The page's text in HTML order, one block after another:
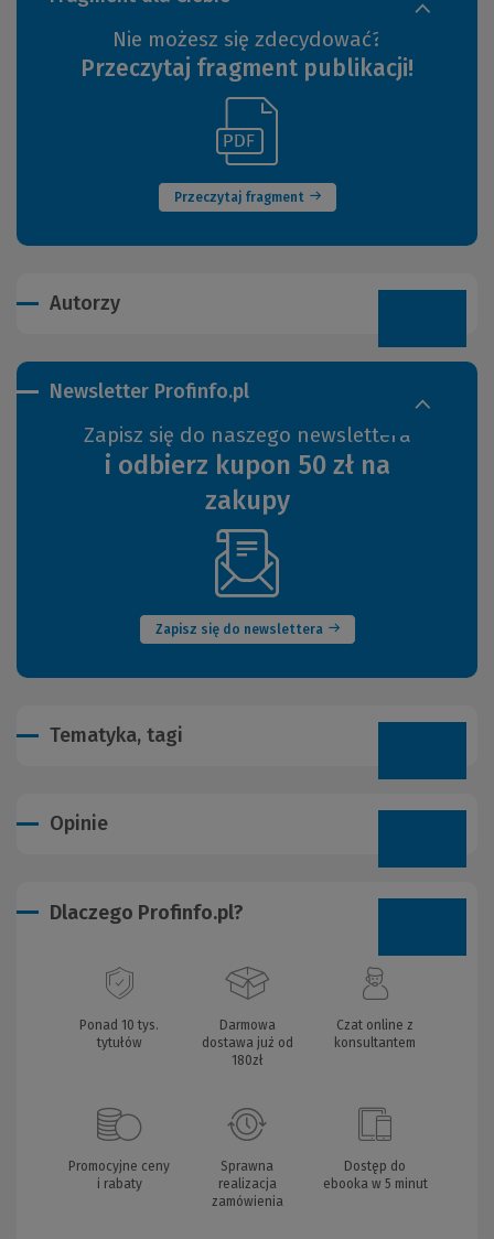
Nie możesz się zdecydować?
Przeczytaj fragment publikacji!
Przeczytaj fragment
(Nowe
okno)
innej
Autorzy
Newsletter Profinfo.pl
Zapisz się do naszego newslettera
i odbierz kupon 50 zł na
zakupy
Zapisz się do newslettera
(Nowe
okno)
Tematyka, tagi
Opinie
Dlaczego Profinfo.pl?
Ponad 10 tys.
tytułów
Darmowa
dostawa już od
180zł
Czat online z
konsultantem
Promocyjne ceny
i rabaty
Sprawna
realizacja
zamówienia
Dostęp do
ebooka w 5 minut